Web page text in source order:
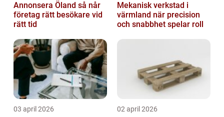
Annonsera Öland så når
företag rätt besökare vid
rätt tid
Mekanisk verkstad i
värmland när precision
och snabbhet spelar roll
03 april 2026 02 april 2026